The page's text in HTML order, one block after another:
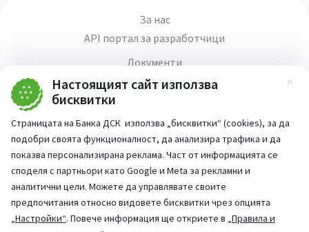
Настоящият сайт използва
бисквитки
Страницата на Банка ДСК използва „бисквитки“ (cookies), за да
подобри своята функционалност, да анализира трафика и да
показва персонализирана реклама. Част от информацията се
споделя с партньори като Google и Meta за рекламни и
аналитични цели. Можете да управлявате своите
предпочитания относно видовете бисквитки чрез опцията
„Настройки“. Повече информация ще откриете в „Правила и
За нас
API портал за разработчици
Документи
Карта на сайта
Валутна информация
Правила и условия за използване на уебсайт
Медия център
Продажба на имоти
Кариери
Декларация за достъпност